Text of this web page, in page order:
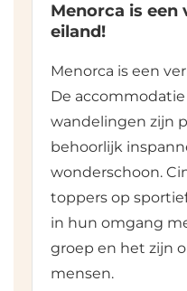
Menorca is een
eiland!
Menorca is een
De
wandelingen zijn
behoorlijk
wonderschoon.
toppers op
in hun omgang
groep en het zijn
mensen.